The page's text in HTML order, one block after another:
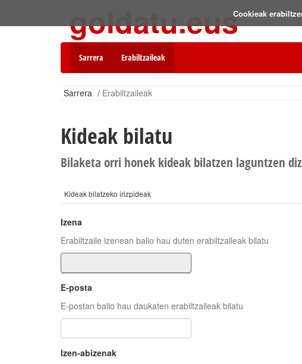
Cookieak
goldatu.eus
Sarrera Erabiltzaileak
Sarrera / Erabiltzaileak
Kideak bilatu
Bilaketa orri honek kideak bilatzen laguntzen
Kideak bilatzeko irizpideak
Izena
Erabiltzaile izenean balio hau duten erabiltzaileak bilatu
E-posta
E-postan balio hau daukaten erabiltzaileak bilatu
Izen-abizenak